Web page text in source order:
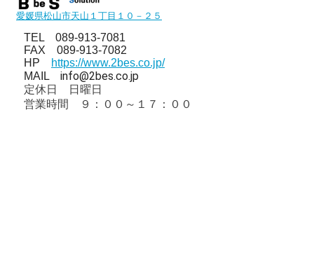
愛媛県松山市天山１丁目１０－２５
TEL 089-913-7081
FAX 089-913-7082
HP
https://www.2bes.co.jp/
MAIL info@2bes.co.jp
定休日 日曜日
営業時間 ９：００～１７：００